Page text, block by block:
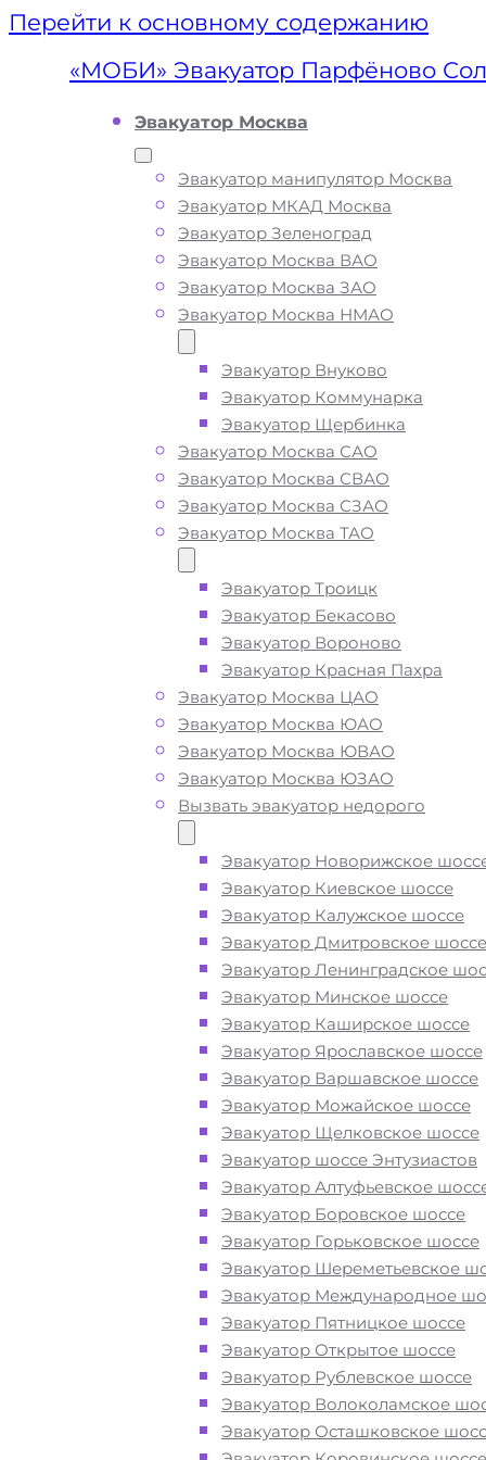
Перейти к основному содержанию
«МОБИ» Эвакуатор Парфёново
Эвакуатор Москва
Эвакуатор манипулятор Москва
Эвакуатор МКАД Москва
Эвакуатор Зеленоград
Эвакуатор Москва ВАО
Эвакуатор Москва ЗАО
Эвакуатор Москва НМАО
Эвакуатор Внуково
Эвакуатор Коммунарка
Эвакуатор Щербинка
Эвакуатор Москва САО
Эвакуатор Москва СВАО
Эвакуатор Москва СЗАО
Эвакуатор Москва ТАО
Эвакуатор Троицк
Эвакуатор Бекасово
Эвакуатор Вороново
Эвакуатор Красная Пахра
Эвакуатор Москва ЦАО
Эвакуатор Москва ЮАО
Эвакуатор Москва ЮВАО
Эвакуатор Москва ЮЗАО
Вызвать эвакуатор недорого
Эвакуатор Новорижское
Эвакуатор Киевское шоссе
Эвакуатор Калужское шоссе
Эвакуатор Дмитровское шоссе
Эвакуатор Ленинградское
Эвакуатор Минское шоссе
Эвакуатор Каширское шоссе
Эвакуатор Ярославское шоссе
Эвакуатор Варшавское шоссе
Эвакуатор Можайское шоссе
Эвакуатор Щелковское шоссе
Эвакуатор шоссе Энтузиастов
Эвакуатор Алтуфьевское
Эвакуатор Боровское шоссе
Эвакуатор Горьковское шоссе
Эвакуатор Шереметьевское
Эвакуатор Международное
Эвакуатор Пятницкое шоссе
Эвакуатор Открытое шоссе
Эвакуатор Рублевское шоссе
Эвакуатор Волоколамское
Эвакуатор Осташковское
Эвакуатор
Парфёново
Солнечногорск
Вызвать эвакуатор в
Парфёново недорого
Эвакуатор Парфёново
дешево - приедем быстро, при
вызове, подача ближайшего
Парфёново производится
Погрузим бережно- в наличии всё
оборудование для эвакуации и
перевозки автомобиля по
при поломке или после ДТП
Перевезём аккуратно- за рулем
автоэвакуаторов только водители
профессионалы
Цена известна при заказе услуги
Парфёново
недорого" - доступная стоимость
без скрытых наценок
Круглосуточная поддержка -
службы эвакуации в Парфёново
осуществляется 24 часа в сутки
Закажите услугу "эвакуатор